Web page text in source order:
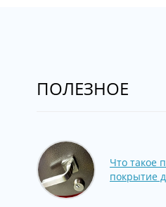
ПОЛЕЗНОЕ
Что такое
покрытие